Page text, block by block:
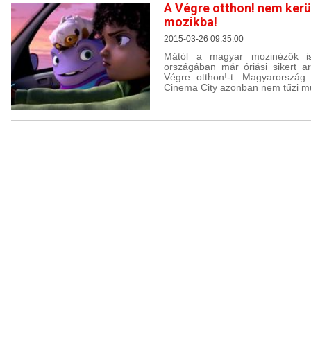
A Végre otthon! nem
mozikba!
2015-03-26 09:35:00
Mától a magyar mozinézők
országában már óriási sikert
Végre otthon!-t.
Cinema City azonban nem tűzi